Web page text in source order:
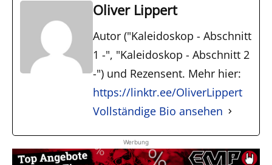
Oliver Lippert
Autor ("Kaleidoskop - Abschnitt
1 -", "Kaleidoskop - Abschnitt 2
-") und Rezensent. Mehr hier:
https://linktr.ee/OliverLippert
Vollständige Bio ansehen
Werbung